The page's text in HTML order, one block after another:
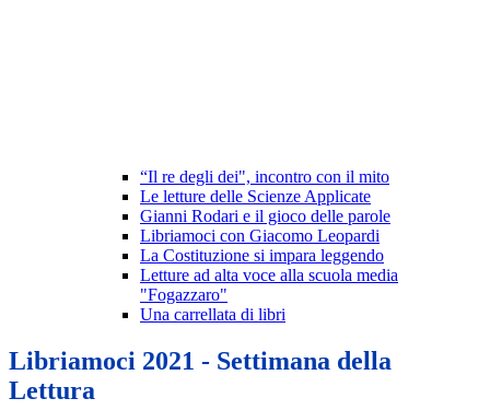
“Il re degli dei", incontro con il mito
Le letture delle Scienze Applicate
Gianni Rodari e il gioco delle parole
Libriamoci con Giacomo Leopardi
La Costituzione si impara leggendo
Letture ad alta voce alla scuola media
"Fogazzaro"
Una carrellata di libri
Libriamoci 2021 - Settimana della
Lettura